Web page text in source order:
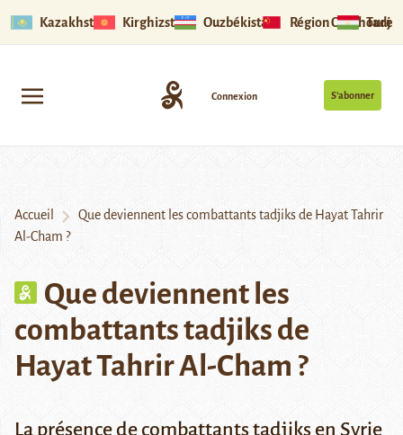
Kazakhstan Kirghizstan Ouzbékistan Région Ouïghoure
S’abonner
Connexion
Accueil
Que deviennent les combattants tadjiks de Hayat Tahrir
Al-Cham ?
Que deviennent les
combattants tadjiks de
Hayat Tahrir Al-Cham ?
La présence de combattants tadjiks en Syrie